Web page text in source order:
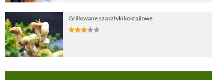
Grillowane szaszłyki koktajlowe